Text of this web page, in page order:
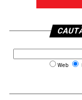
Web